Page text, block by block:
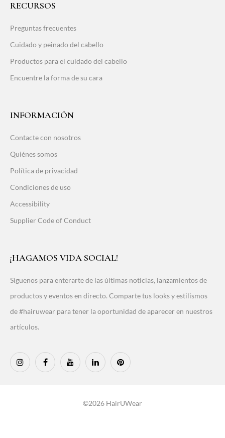
RECURSOS
Preguntas frecuentes
Cuidado y peinado del cabello
Productos para el cuidado del cabello
Encuentre la forma de su cara
INFORMACIÓN
Contacte con nosotros
Quiénes somos
Política de privacidad
Condiciones de uso
Accessibility
Supplier Code of Conduct
¡HAGAMOS VIDA SOCIAL!
Síguenos para enterarte de las últimas noticias, lanzamientos de
productos y eventos en directo. Comparte tus looks y estilismos
de #hairuwear para tener la oportunidad de aparecer en nuestros
artículos.
©2026 HairUWear